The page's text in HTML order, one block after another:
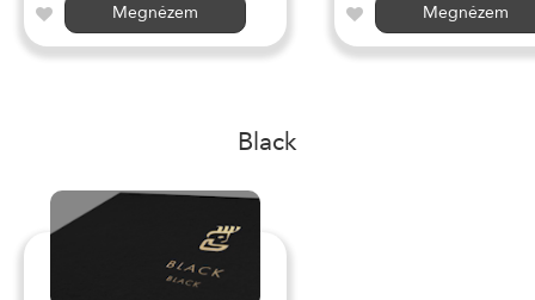
Megnézem
Megnézem
Black